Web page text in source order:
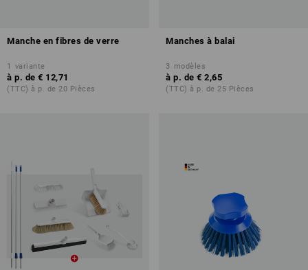
Manche en fibres de verre
1 variante
à p. de € 12,71
(TTC) à p. de 20 Pièces
Manches à balai
3 modèles
à p. de € 2,65
(TTC) à p. de 25 Pièces